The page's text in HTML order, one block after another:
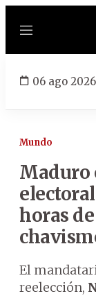
Menú
06 ago 2026
Mundo
Maduro
horas
El
reelección,